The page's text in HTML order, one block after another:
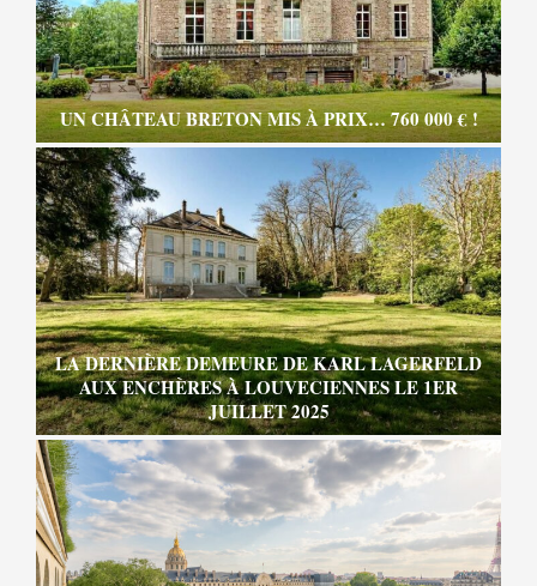
UN CHÂTEAU BRETON MIS À PRIX… 760 000 € !
LA DERNIÈRE DEMEURE DE KARL LAGERFELD
AUX ENCHÈRES À LOUVECIENNES LE 1ER
JUILLET 2025